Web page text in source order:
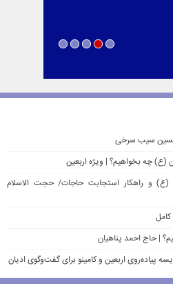
حسین سیب سرخی
(ع) چه بخواهیم؟ | ویژه اربعین
(ع) و راهکار استجابت حاجات/ حجت الاسلام
| حاج احمد پناهیان
پیاده‌روی اربعین و کامینو برای گفت‌وگوی ادیان